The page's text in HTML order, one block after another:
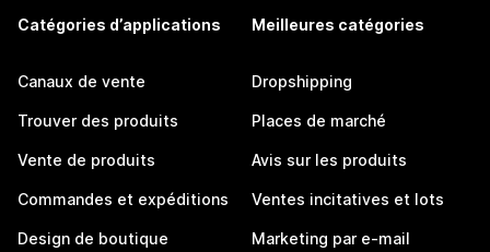
Catégories d’applications
Canaux de vente
Trouver des produits
Vente de produits
Commandes et expéditions
Design de boutique
Meilleures catégories
Dropshipping
Places de marché
Avis sur les produits
Ventes incitatives et lots
Marketing par e-mail